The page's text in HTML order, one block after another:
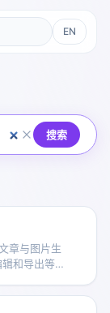
EN
搜索
章与图片生
和导出等功